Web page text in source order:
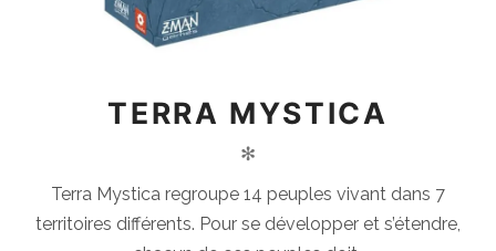
TERRA MYSTICA
✻
Terra Mystica regroupe 14 peuples vivant dans 7
territoires différents. Pour se développer et s’étendre,